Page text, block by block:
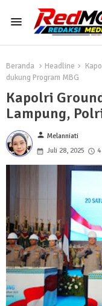
Beranda Headline
dukung Program MBG
Kapolri
Lampung,
person Melanniati
Juli 28, 2025